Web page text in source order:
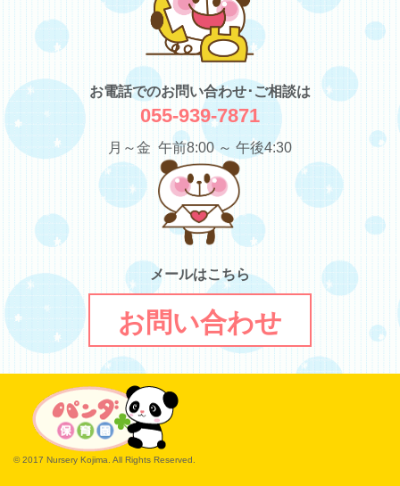
お電話でのお問い合わせ･ご相談は
055-939-7871
月～金 午前8:00 ～ 午後4:30
メールはこちら
お問い合わせ
© 2017 Nursery Kojima. All Rights Reserved.